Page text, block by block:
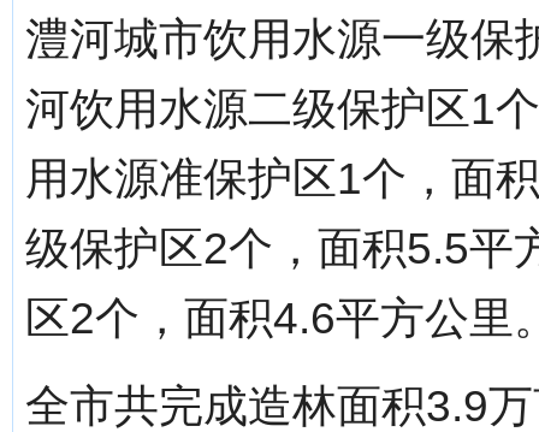
澧河城市饮用水源一级保
河饮用水源二级保护区1
用水源准保护区1个，面
级保护区2个，面积5.5平
区2个，面积4.6平方公里
全市共完成造林面积3.9